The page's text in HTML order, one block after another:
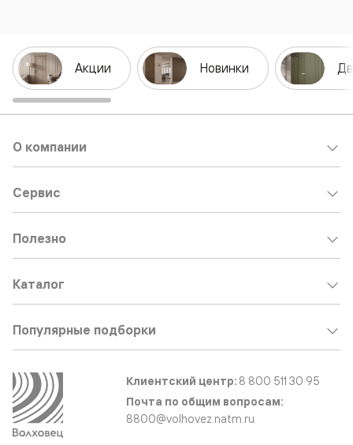
Акции Новинки
О компании
Сервис
Полезно
Каталог
Популярные подборки
Клиентский центр: 8 800 511 30 95
Почта по общим вопросам:
8800@volhovez.natm.ru